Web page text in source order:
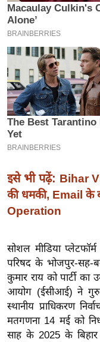
6
क्रा
म
ई
-
पे
प
र
सा
ल
बे
सा
ल
श
ख्सि
य
त
इसे भी पढ़ें: Bihar
की धमकी, Email के
Operation
सोशल मीडिया
परिषद के भोजपुर-सह-
कुमार राय को पार्टी का
आयोग (ईसीआई) ने
स्थानीय प्राधिकरण
मतगणना 14 मई को
साह के 2025 के बिहार